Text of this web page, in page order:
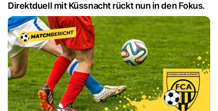
Direktduell mit Küssnacht rückt nun in den Fokus.